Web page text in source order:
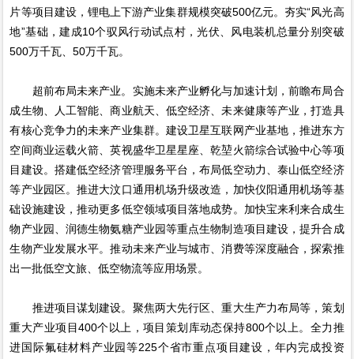
片等项目建设，锂电上下游产业集群规模突破500亿元。夯实“风光高
地”基础，建成10个驭风行动试点村，光伏、风电装机总量分别突破
500万千瓦、50万千瓦。
超前布局未来产业。实施未来产业孵化与加速计划，前瞻布局合
成生物、人工智能、商业航天、低空经济、未来健康等产业，打造具
有核心竞争力的未来产业集群。建设卫星互联网产业基地，推进东方
空间商业运载火箭、英视盛华卫星星座、乾堃火箭综合试验中心等项
目建设。搭建低空经济管理服务平台，布局低空动力、泰山低空经济
等产业园区。推进大汶口通用机场升级改造，加快仪阳通用机场等基
础设施建设，推动更多低空领域项目落地成势。加快宝来利来合成生
物产业园、润德生物氨糖产业园等重点生物制造项目建设，提升合成
生物产业发展水平。推动未来产业与城市、消费等深度融合，探索推
出一批低空文旅、低空物流等应用场景。
推进项目谋划建设。聚焦两大先行区、重大生产力布局等，策划
重大产业项目400个以上，项目策划库动态保持800个以上。全力推
进国际氟硅材料产业园等225个省市重点项目建设，年内完成投资